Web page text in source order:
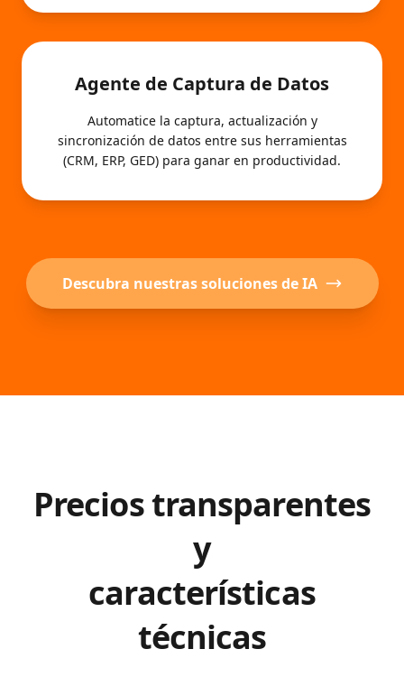
Agente de Captura de Datos
Automatice la captura, actualización y
sincronización de datos entre sus herramientas
(CRM, ERP, GED) para ganar en productividad.
Descubra nuestras soluciones de IA
Precios transparentes
y
características
técnicas